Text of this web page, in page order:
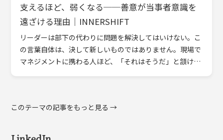
支えるほど、弱くなる──善意が当事者意識を
遠ざける理由｜INNERSHIFT
リーダーは部下の代わりに問題を解決してはいけない。こ
の言葉自体は、決して新しいものではありません。現場で
マネジメントに携わる人ほど、「それはそうだ」と頷ける
このテーマの記事をもっと見る →